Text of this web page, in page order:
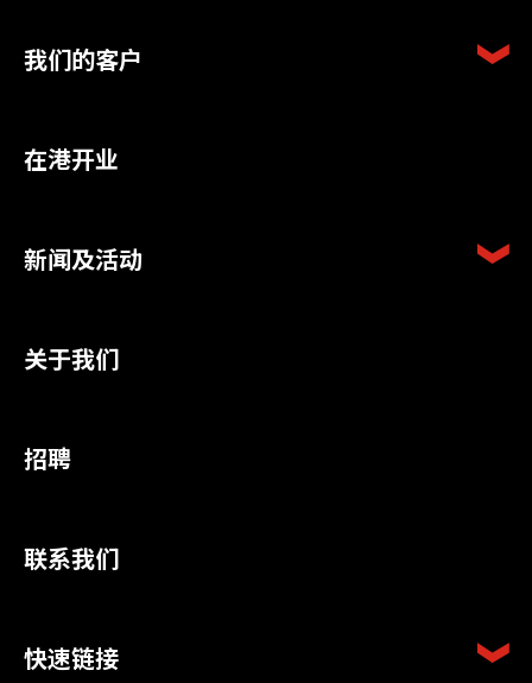
我们的客户
在港开业
新闻及活动
关于我们
招聘
联系我们
快速链接